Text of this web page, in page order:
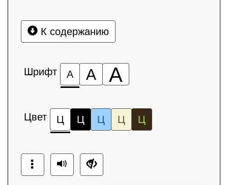
К содержанию
Шрифт А А А
Цвет Ц Ц Ц Ц Ц